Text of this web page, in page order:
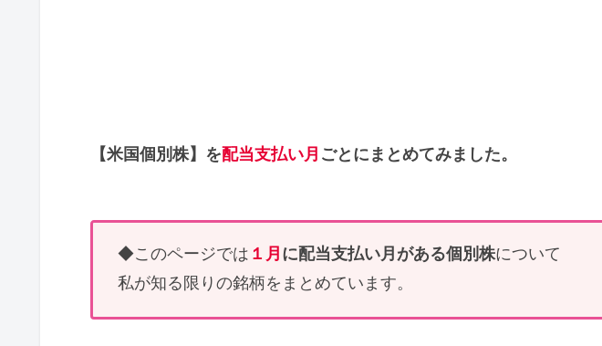
【米国個別株】を配当支払い月 ごとにまとめてみました。
◆このページでは １月 に配当支払い月がある個別株について
私が知る限りの銘柄をまとめています。